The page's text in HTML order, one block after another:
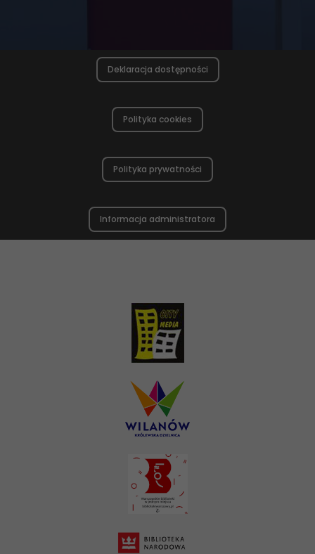
Deklaracja dostępności
Polityka cookies
Polityka prywatności
Informacja administratora